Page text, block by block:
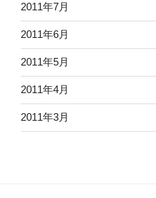
2011年7月
2011年6月
2011年5月
2011年4月
2011年3月